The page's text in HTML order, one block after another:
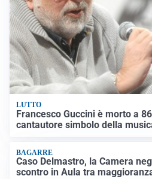
LUTTO
Francesco Guccini è morto a
cantautore simbolo della
BAGARRE
Caso Delmastro, la Camera
scontro in Aula tra